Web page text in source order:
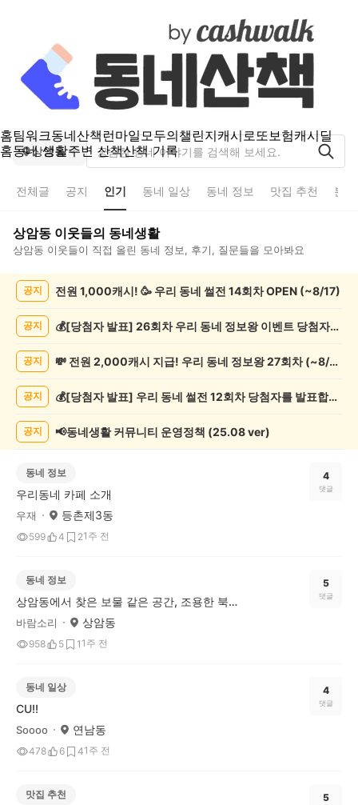
홈팀워크동네산책런마일모두의챌린지캐시로또보험캐시딜
홈동네 생활주변 산책산책 기록
상암동
전체글 공지 인기 동네 일상 동네 정보 맛집 추천 분
상암동 이웃들의 동네생활
상암동 이웃들이 직접 올린 동네 정보, 후기, 질문들을 모아봐요
공지 전원 1,000캐시! 🥳 우리 동네 썰전 14회차 OPEN (~8/17)
공지 💰[당첨자 발표] 26회차 우리 동네 정보왕 이벤트 당첨자를 발표합니다!
공지 💸 전원 2,000캐시 지급! 우리 동네 정보왕 27회차 (~8/10)
공지 💰[당첨자 발표] 우리 동네 썰전 12회차 당첨자를 발표합니다!
공지 📢동네생활 커뮤니티 운영정책 (25.08 ver)
동네 정보
우리동네 카페 소개
우재 등촌제3동
599 4 21주 전
4
댓글
동네 정보
상암동에서 찾은 보물 같은 공간, 조용한 북카페산책
바람소리 상암동
958 5 1 1주 전
5
댓글
동네 일상
CU!!
Soooo 연남동
478 6 41주 전
4
댓글
맛집 추천 5